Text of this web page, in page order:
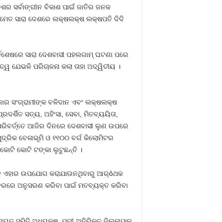
ସର୍ବାଙ୍ଗୀନ ବିକାଶ ପାଇଁ ଜାତିର ଜନକ
ସାରା ଦେଶରେ ଲକ୍ଷଲକ୍ଷ ଲକ୍ଷପତି ଦିଦି
ସାରା ଦେଶବାସୀ ପହଲଗାମ୍‍ ଘଟଣା ପରେ
ପରିଚାଳନା କଲା ତାହା ଅଦ୍ୱିତୀୟ ।
ସଂଗ୍ରାମୀଙ୍କ ବଳିଦାନ ଏବଂ ଲକ୍ଷଲକ୍ଷ
ସତ୍ୟ, ଅହିଂସା, ସେବା, ମିତବ୍ୟୟିତା,
ଆଜିର ଦିନରେ ଦେଶବାସୀ ଲୁଣ ଉପରେ
ବେଳାଭୂମି ଓ ୧୧୦୦ ବର୍ଗ କିଲୋମିଟର
କୋଟି ଟଙ୍କା ଲୁଟୁଛନ୍ତି ।
ଉପଯୋଗ କରାଯାଉନଥିବାରୁ ଆର୍ôଥକ
ଅନୁସରଣ କରିବା ପାଇଁ ମତବ୍ୟକ୍ତ କରିବା